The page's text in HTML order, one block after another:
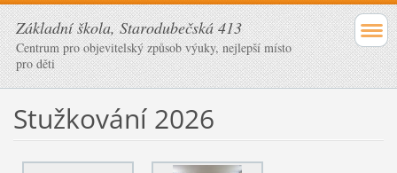
Základní škola, Starodubečská 413
Centrum pro objevitelský způsob výuky, nejlepší místo
pro děti
Stužkování 2026